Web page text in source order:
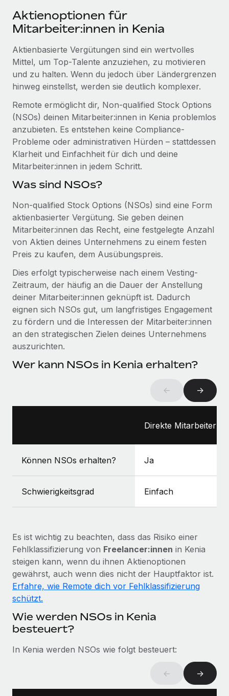
Tools
DIENSTLEISTUNGEN
Frag unsere Expert:innen
Hilfe von Expert:innen für globale HR & Compliance
Background-Checks
Einfacheres Bewerber:innen-Screening
Compliance Watchtower
Lückenlose Compliance
Geräteverwaltung
Globale Bereitstellung und Verfolgung von IT-
Gründung von Niederlassungen
Schnelle, rechtssichere Gründung von
Niederlassungen
Mobilität und Relocation
Mühelose Relocation von Mitarbeiter:innen
Benefits
Mühelose Verwaltung von Benefits
Partner werden
Remote Build
Demnächst verfügbar
Beratung zu Integrationen und KI-Automatisierung
FALLSTUDIEN
So hat der KI-Vorreiter Weaviate sein Team mit
Remote um 120 % vergrößert
Weaviate auf einen Blick Weaviate entwickelt KI-basierte
Open-Source-Infrastrukturen. Das...
Mehr erfahren
Revolution des Enterprise Contractor
Managements – die Erfolgsgeschichte einer
globalen Content-Agentur mit Remote
Auf einen Blick Erfahre mehr über die unglaubliche
Transformation einer weltweit erfolgreichen...
Mehr erfahren
Events
Newsroom
Informationen zu Gehältern und Qualifikationen
Insights Center
Alle Ressourcen anzeigen
BLOG
Globale Payroll
EOR und PEO
Contractor Management
Steuern
Den Blog erkunden
BLOG
Neues zu Remote-Produkten: Integration mit
Gusto und Zero und Contractor Management
Auch im neuen Jahr wollen wir bei Remote Unternehmen
Mehr erfahren
Aktienoptionen für
Mitarbeiter:innen in Kenia
Aktienbasierte Vergütungen sind ein wertvolles
Mittel, um Top-Talente anzuziehen, zu motivieren
und zu halten. Wenn du jedoch über Ländergrenzen
hinweg einstellst, werden sie deutlich komplexer.
Remote ermöglicht dir, Non-qualified Stock Options
(NSOs) deinen Mitarbeiter:innen in Kenia problemlos
anzubieten. Es entstehen keine Compliance-
Probleme oder administrativen Hürden – stattdessen
Klarheit und Einfachheit für dich und deine
Mitarbeiter:innen in jedem Schritt.
Was sind NSOs?
Non-qualified Stock Options (NSOs) sind eine Form
aktienbasierter Vergütung. Sie geben deinen
Mitarbeiter:innen das Recht, eine festgelegte Anzahl
von Aktien deines Unternehmens zu einem festen
Preis zu kaufen, dem Ausübungspreis.
Dies erfolgt typischerweise nach einem Vesting-
Zeitraum, der häufig an die Dauer der Anstellung
deiner Mitarbeiter:innen geknüpft ist. Dadurch
eignen sich NSOs gut, um langfristiges Engagement
zu fördern und die Interessen der Mitarbeiter:innen
an den strategischen Zielen deines Unternehmens
auszurichten.
Wer kann NSOs in Kenia erhalten?
← →
Direkte
Können NSOs erhalten? Ja
Schwierigkeitsgrad Einfach
Es ist wichtig zu beachten, dass das Risiko einer
Fehlklassifizierung von Freelancer:innen in Kenia
steigen kann, wenn du ihnen Aktienoptionen
gewährst, auch wenn dies nicht der Hauptfaktor ist.
Erfahre, wie Remote dich vor Fehlklassifizierung
schützt.
Wie werden NSOs in Kenia
besteuert?
In Kenia werden NSOs wie folgt besteuert:
← →